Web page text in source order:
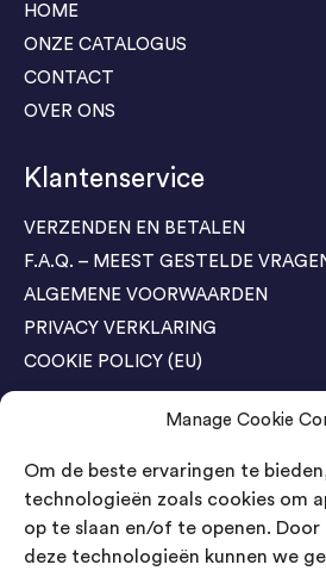
Manage Cookie
Om de beste ervaringen te
technologieën zoals cookies om
op te slaan en/of te openen.
deze technologieën kunnen we
HOME
ONZE CATALOGUS
CONTACT
OVER ONS
Klantenservice
VERZENDEN EN BETALEN
F.A.Q. – MEEST GESTELDE
ALGEMENE VOORWAARDEN
PRIVACY VERKLARING
COOKIE POLICY (EU)
Agenda Trade Shows
04-05 November / SVG FAIR
Bestel GRATIS kaarten
Bestel GRATIS kaarten